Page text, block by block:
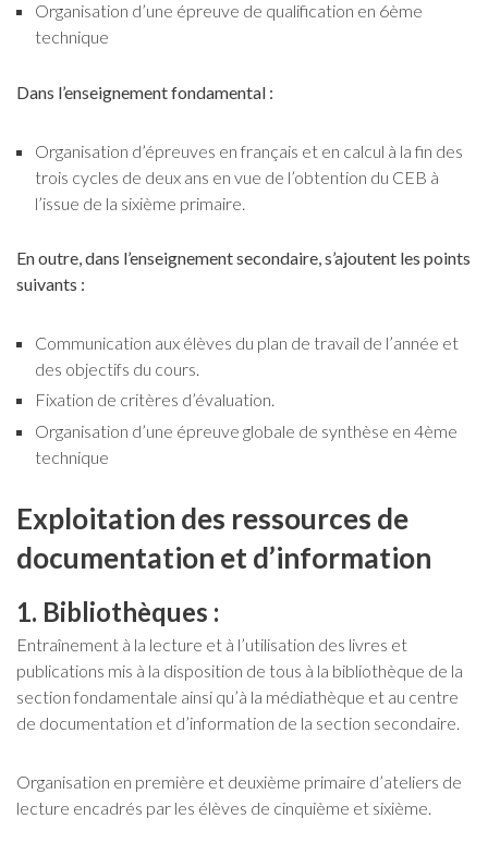
Organisation d’une épreuve de qualification en 6ème
technique
Dans l’enseignement fondamental :
Organisation d’épreuves en français et en calcul à la fin des
trois cycles de deux ans en vue de l’obtention du CEB à
l’issue de la sixième primaire.
En outre, dans l’enseignement secondaire, s’ajoutent les points
suivants :
Communication aux élèves du plan de travail de l’année et
des objectifs du cours.
Fixation de critères d’évaluation.
Organisation d’une épreuve globale de synthèse en 4ème
technique
Exploitation des ressources de
documentation et d’information
1. Bibliothèques :
Entraînement à la lecture et à l’utilisation des livres et
publications mis à la disposition de tous à la bibliothèque de la
section fondamentale ainsi qu’à la médiathèque et au centre
de documentation et d’information de la section secondaire.
Organisation en première et deuxième primaire d’ateliers de
lecture encadrés par les élèves de cinquième et sixième.